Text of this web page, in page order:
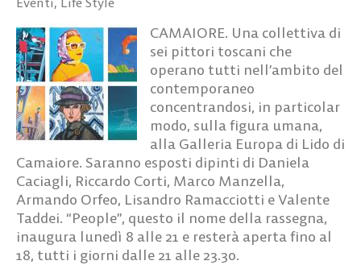
CAMAIORE. Una collettiva di
sei pittori toscani che
operano tutti nell’ambito del
contemporaneo
concentrandosi, in particolar
modo, sulla figura umana,
alla Galleria Europa di Lido di
Camaiore. Saranno esposti dipinti di Daniela
Caciagli, Riccardo Corti, Marco Manzella,
Armando Orfeo, Lisandro Ramacciotti e Valente
Taddei. “People”, questo il nome della rassegna,
inaugura lunedì 8 alle 21 e resterà aperta fino al
18, tutti i giorni dalle 21 alle 23.30.